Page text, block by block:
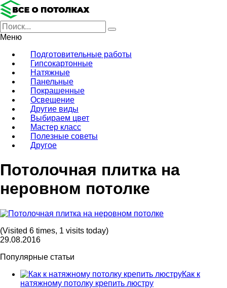
Меню
Подготовительные работы
Гипсокартонные
Натяжные
Панельные
Покрашенные
Освещение
Другие виды
Выбираем цвет
Мастер класс
Полезные советы
Другое
Потолочная плитка на
неровном потолке
(Visited 6 times, 1 visits today)
29.08.2016
Популярные статьи
Как к
натяжному потолку крепить люстру